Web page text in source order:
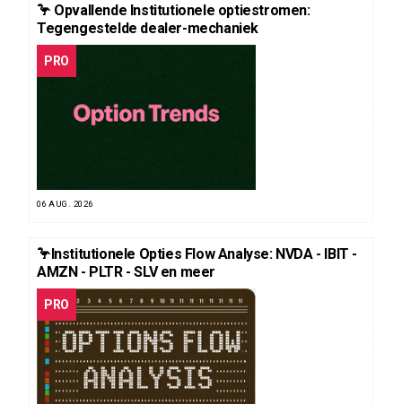
🦩 Opvallende Institutionele optiestromen:
Tegengestelde dealer-mechaniek
PRO
06 AUG. 2026
🦩Institutionele Opties Flow Analyse: NVDA - IBIT -
AMZN - PLTR - SLV en meer
PRO